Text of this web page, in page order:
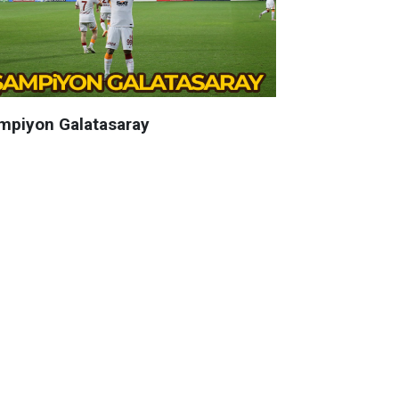
Galatasaray